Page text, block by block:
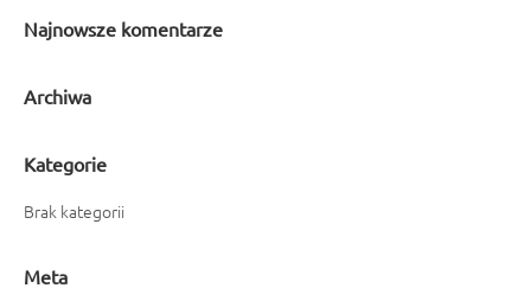
Najnowsze komentarze
Archiwa
Kategorie
Brak kategorii
Meta